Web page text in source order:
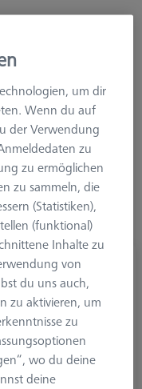
Messlänge (ML)
um dir
Wenn du auf
der Verwendung
zu
zu ermöglichen
zu sammeln, die
(Statistiken),
(funktional)
Inhalte zu
von
du uns auch,
zu aktivieren, um
zu
wo du deine
deine